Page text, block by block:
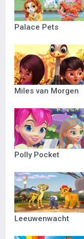
Palace Pets
Miles van Morgen
Polly Pocket
Leeuwenwacht